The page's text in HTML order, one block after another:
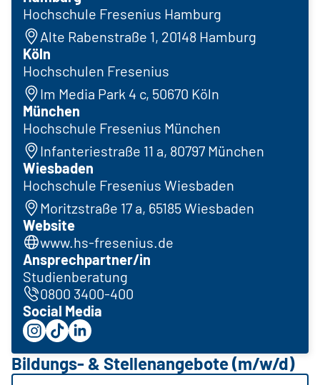
Hochschule Fresenius Hamburg
Alte Rabenstraße 1, 20148 Hamburg
Köln
Hochschulen Fresenius
Im Media Park 4 c, 50670 Köln
München
Hochschule Fresenius München
Infanteriestraße 11 a, 80797 München
Wiesbaden
Hochschule Fresenius Wiesbaden
Moritzstraße 17 a, 65185 Wiesbaden
Website
www.hs-fresenius.de
Ansprechpartner/in
Studienberatung
0800 3400-400
Social Media
Bildungs- & Stellenangebote (m/w/d)